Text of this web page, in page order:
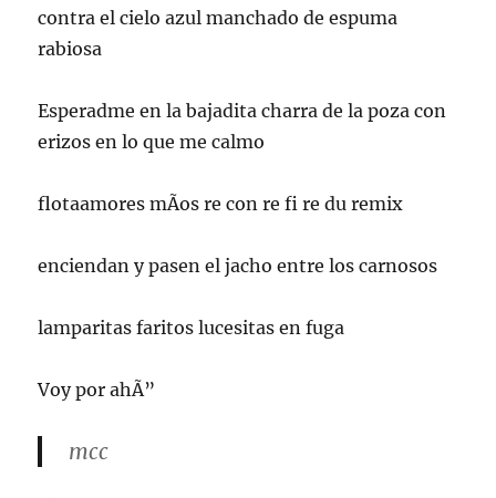
contra el cielo azul manchado de espuma
rabiosa
Esperadme en la bajadita charra de la poza con
erizos en lo que me calmo
flotaamores mÃ­os re con re fi re du remix
enciendan y pasen el jacho entre los carnosos
lamparitas faritos lucesitas en fuga
Voy por ahÃ­”
mcc